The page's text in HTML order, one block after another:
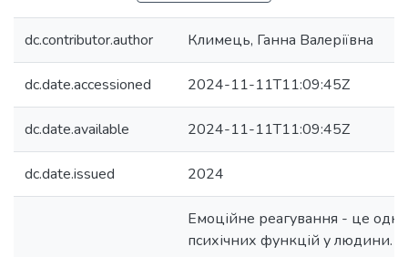
dc.contributor.author Климець, Ганна Валеріївна
dc.date.accessioned 2024-11-11T11:09:45Z
dc.date.available 2024-11-11T11:09:45Z
dc.date.issued 2024
Емоційне реагування - це
психічних функцій у людини.